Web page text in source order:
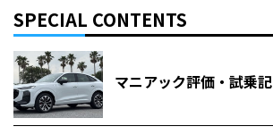
SPECIAL CONTENTS
マニアック評価・試乗記